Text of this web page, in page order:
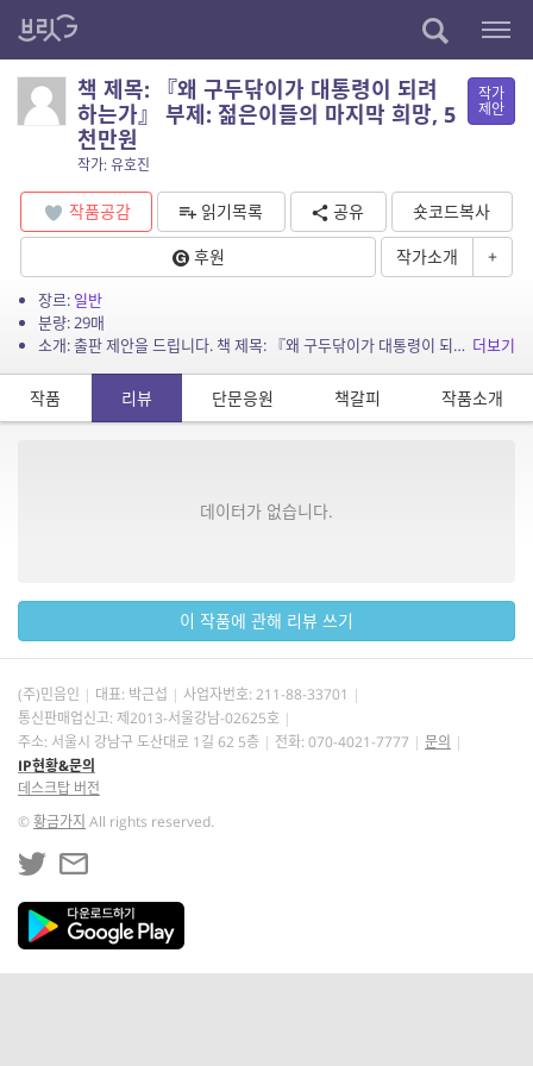
책 제목: 『왜 구두닦이가 대통령이 되려
하는가』 부제: 젊은이들의 마지막 희망, 5
천만원
작가: 유호진
작가
제안
작품공감 읽기목록 공유
숏코드복사
후원
작가소개 +
장르: 일반
분량: 29매
소개: 출판 제안을 드립니다. 책 제목: 『왜 구두닦이가 대통령이 되려 하는가』 부제: 젊은이들의 마지막 희망, 5천만원으로 세상을 바꾼다 작가: 유호진 010-4153-5144 arim... 더보기
작품 리뷰 단문응원 책갈피 작품소개
데이터가 없습니다.
이 작품에 관해 리뷰 쓰기
(주)민음인 대표: 박근섭 사업자번호: 211-88-33701
통신판매업신고: 제2013-서울강남-02625호
주소: 서울시 강남구 도산대로 1길 62 5층
전화: 070-4021-7777
문의
IP현황&문의
데스크탑 버전
©황금가지 All rights reserved.